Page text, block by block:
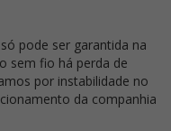
pode ser garantida na
sem fio há perda de
por instabilidade no
da companhia